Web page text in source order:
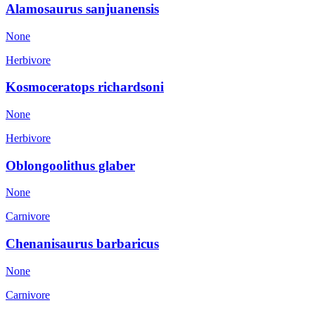
Alamosaurus sanjuanensis
None
Herbivore
Kosmoceratops richardsoni
None
Herbivore
Oblongoolithus glaber
None
Carnivore
Chenanisaurus barbaricus
None
Carnivore